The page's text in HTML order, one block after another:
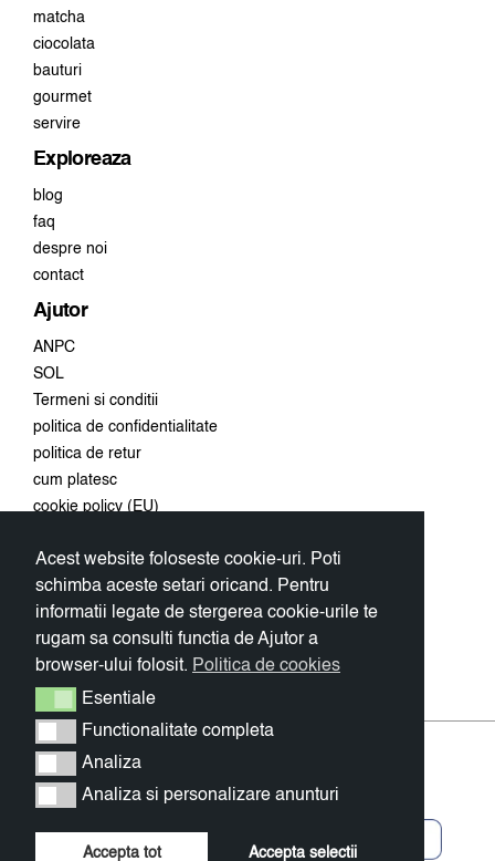
Acest website foloseste cookie-uri. Poti
schimba aceste setari oricand. Pentru
informatii legate de stergerea cookie-urile te
rugam sa consulti functia de Ajutor a
browser-ului folosit. Politica de cookies
EsentialeEsentiale
Functionalitate completa
Functionalitate completa
AnalizaAnaliza
Analiza si personalizare anunturi
Analiza si personalizare anunturi
Accepta tot Accepta selectii
matcha
ciocolata
bauturi
gourmet
servire
Exploreaza
blog
faq
despre noi
contact
Ajutor
ANPC
SOL
Termeni si conditii
politica de confidentialitate
politica de retur
cum platesc
cookie policy (EU)
Conecteaza-te
primeste 10% discount la prima
comanda.